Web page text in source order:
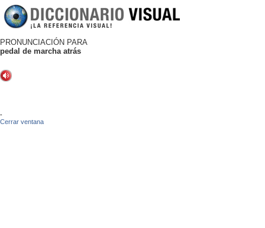
PRONUNCIACIÓN PARA
pedal de marcha atrás
-
Cerrar ventana